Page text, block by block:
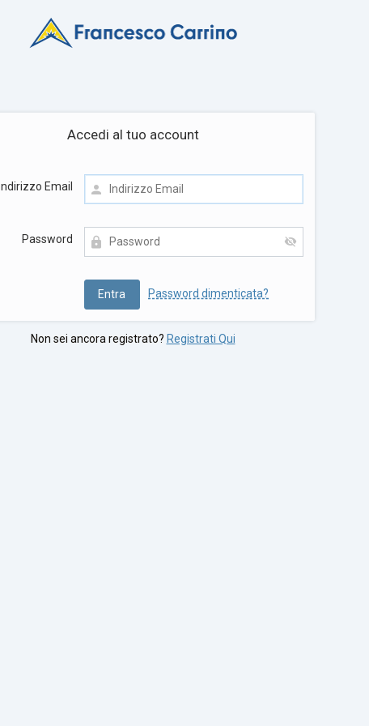
Accedi al tuo account
Indirizzo Email
Password
Password dimenticata?
Non sei ancora registrato? Registrati Qui